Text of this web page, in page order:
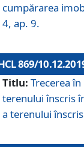
cumpărarea
4, ap. 9.
869/
Titlu: Trecerea
terenului înscris
a terenului